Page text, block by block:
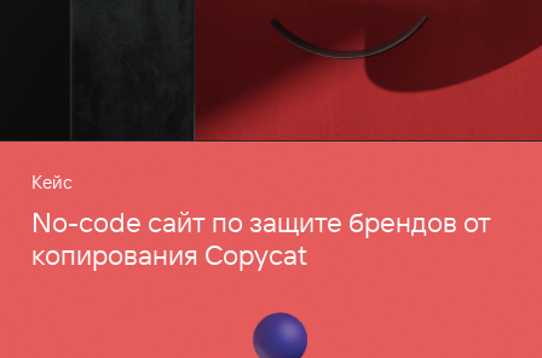
Кейс
No-code сайт по защите брендов от
копирования Copycat